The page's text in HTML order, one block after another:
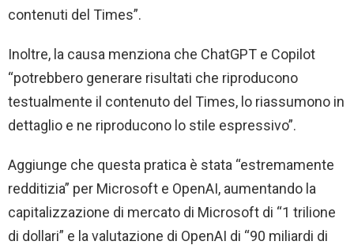
contenuti del Times”.
Inoltre, la causa menziona che ChatGPT e Copilot
“potrebbero generare risultati che riproducono
testualmente il contenuto del Times, lo riassumono in
dettaglio e ne riproducono lo stile espressivo”.
Aggiunge che questa pratica è stata “estremamente
redditizia” per Microsoft e OpenAI, aumentando la
capitalizzazione di mercato di Microsoft di “1 trilione
di dollari” e la valutazione di OpenAI di “90 miliardi di